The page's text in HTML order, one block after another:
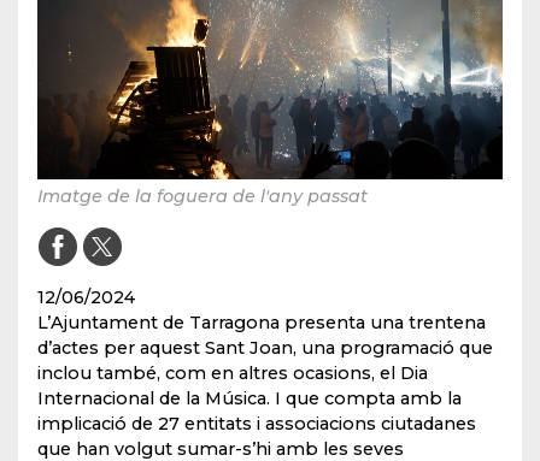
Imatge de la foguera de l'any passat
12/06/2024
L’Ajuntament de Tarragona presenta una trentena
d’actes per aquest Sant Joan, una programació que
inclou també, com en altres ocasions, el Dia
Internacional de la Música. I que compta amb la
implicació de 27 entitats i associacions ciutadanes
que han volgut sumar-s’hi amb les seves